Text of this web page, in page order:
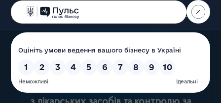
Пошук
Державна служба України